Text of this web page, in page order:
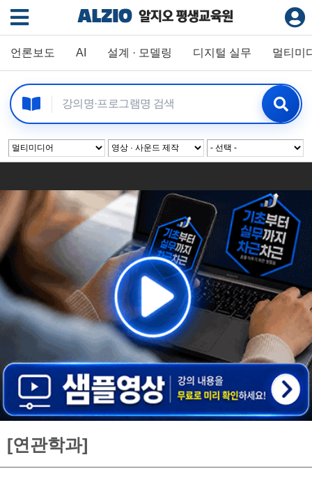
언론보도 AI 설계 · 모델링 디지털 실무 멀티미
[연관학과]